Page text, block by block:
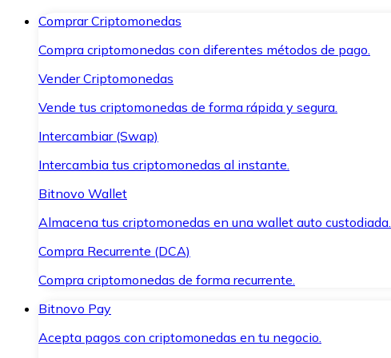
Comprar Criptomonedas
Compra criptomonedas con diferentes métodos de pago.
Vender Criptomonedas
Vende tus criptomonedas de forma rápida y segura.
Intercambiar (Swap)
Intercambia tus criptomonedas al instante.
Bitnovo Wallet
Almacena tus criptomonedas en una wallet auto custodiada.
Compra Recurrente (DCA)
Compra criptomonedas de forma recurrente.
Bitnovo Pay
Acepta pagos con criptomonedas en tu negocio.